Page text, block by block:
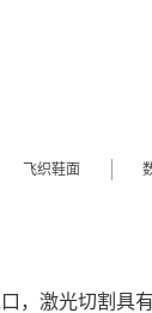
飞织鞋面
，激光切割具